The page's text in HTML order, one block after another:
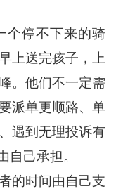
不下来的骑
上送完孩子，上
。他们不一定需
派单更顺路、单
遇到无理投诉有
自己承担。
时间由自己支